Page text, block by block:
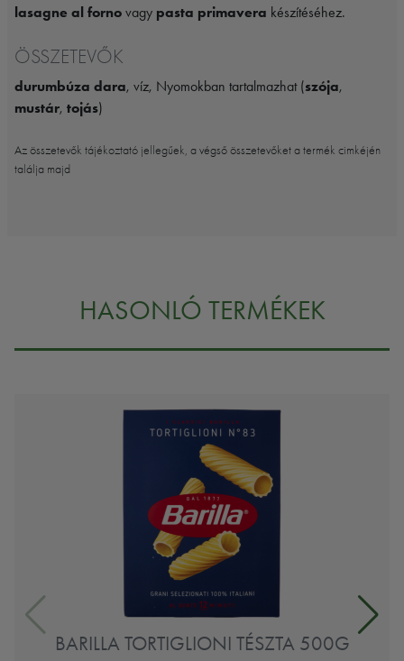
lasagne al forno vagy pasta primavera készítéséhez.
ÖSSZETEVŐK
durumbúza dara, víz, Nyomokban tartalmazhat (szója,
mustár, tojás)
Az összetevők tájékoztató jellegűek, a végső összetevőket a termék cimkéjén
találja majd
HASONLÓ TERMÉKEK
BARILLA TORTIGLIONI TÉSZTA 500G